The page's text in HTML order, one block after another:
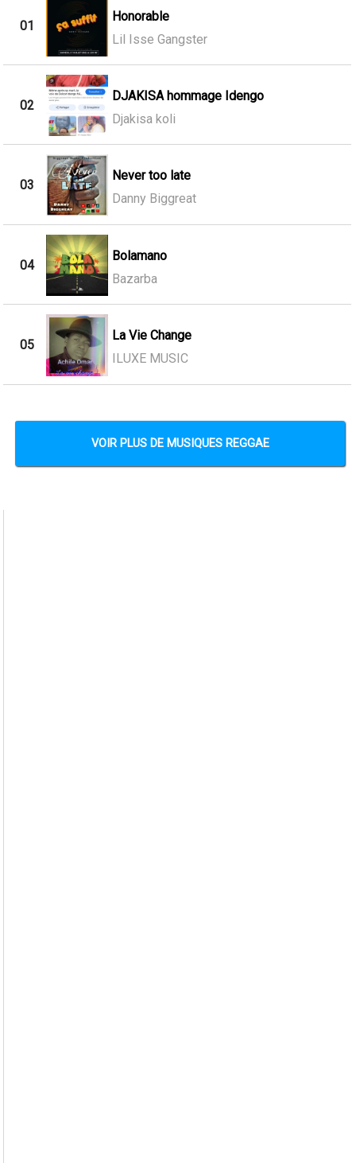
01
Honorable
Lil Isse Gangster
02
DJAKISA hommage Idengo
Djakisa koli
03
Never too late
Danny Biggreat
04
Bolamano
Bazarba
05
La Vie Change
ILUXE MUSIC
VOIR PLUS DE MUSIQUES REGGAE